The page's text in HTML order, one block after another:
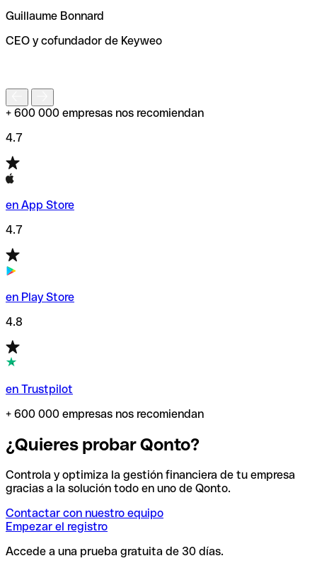
de enviar tu transferencia.
Guillaume Bonnard
CEO y cofundador de Keyweo
+ 600 000 empresas nos recomiendan
4.7
en App Store
4.7
en Play Store
4.8
en Trustpilot
+ 600 000 empresas nos recomiendan
¿Quieres probar Qonto?
Controla y optimiza la gestión financiera de tu empresa
gracias a la solución todo en uno de Qonto.
Contactar con nuestro equipo
Empezar el registro
Accede a una prueba gratuita de 30 días.